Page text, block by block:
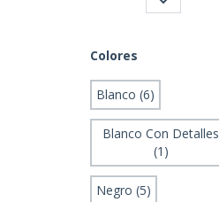
Colores
Blanco (6)
Blanco Con Detalles
(1)
Negro (5)